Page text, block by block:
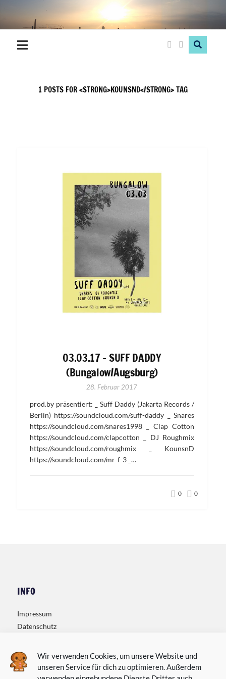
Wir verwenden Cookies, um unsere Website und
unseren Service für dich zu optimieren. Außerdem
Hood
1 POSTS FOR <STRONG>KOUNSND</STRONG> TAG
03.03.17 – SUFF DADDY
(Bungalow/Augsburg)
28. Februar 2017
prod.by präsentiert: _ Suff Daddy (Jakarta Records /
Berlin) https://soundcloud.com/suff-daddy _ Snares
https://soundcloud.com/snares1998 _ Clap Cotton
https://soundcloud.com/clapcotton _ DJ Roughmix
https://soundcloud.com/roughmix _ KounsnD
https://soundcloud.com/mr-f-3 _…
0 0
INFO
Impressum
Datenschutz